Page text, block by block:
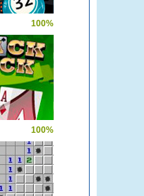
100%
100%